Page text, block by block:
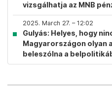
vizsgálhatja az MNB
2025. March 27. – 12:02
Gulyás: Helyes, hogy
Magyarországon olyan
beleszólna a